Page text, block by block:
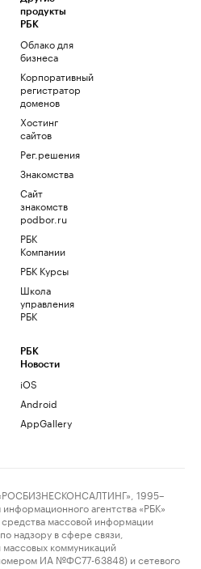
продукты
РБК
Облако для
бизнеса
Корпоративный
регистратор
доменов
Хостинг
сайтов
Рег.решения
Знакомства
Сайт
знакомств
podbor.ru
РБК
Компании
РБК Курсы
Школа
управления
РБК
РБК
Новости
iOS
Android
AppGallery
1995–
агентства «РБК»
массовой информации
надзору в сфере связи,
коммуникаций
ИА №ФС77-63848) и сетевого